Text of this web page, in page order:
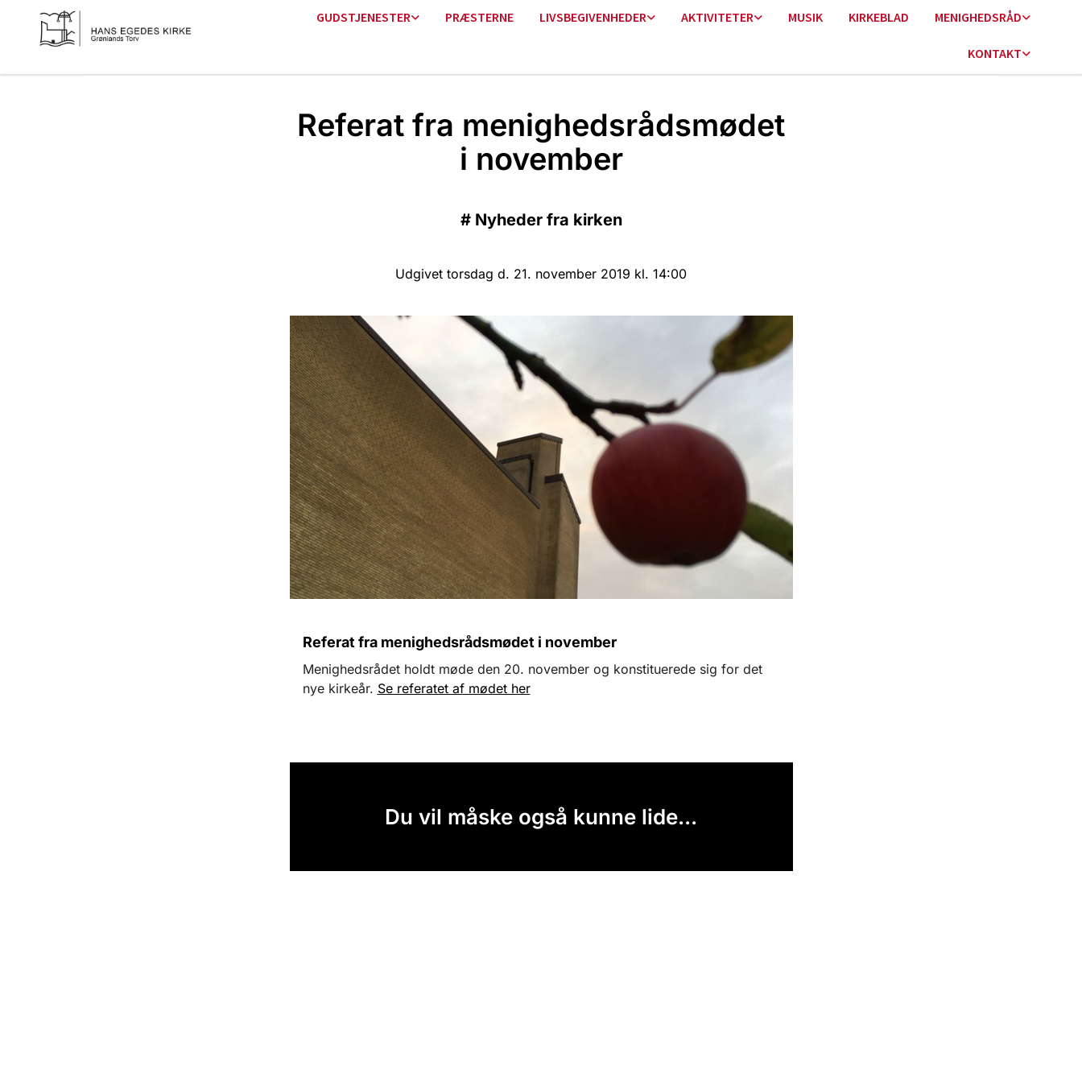
GUDSTJENESTER PRÆSTERNE LIVSBEGIVENHEDER AKTIVITETER MUSIK KIRKEBLAD MENIGHEDSRÅD
KONTAKT
Referat fra menighedsrådsmødet
i november
# Nyheder fra kirken
Udgivet torsdag d. 21. november 2019 kl. 14:00
Referat fra menighedsrådsmødet i november
Menighedsrådet holdt møde den 20. november og konstituerede sig for det
nye kirkeår. Se referatet af mødet her
Du vil måske også kunne lide...